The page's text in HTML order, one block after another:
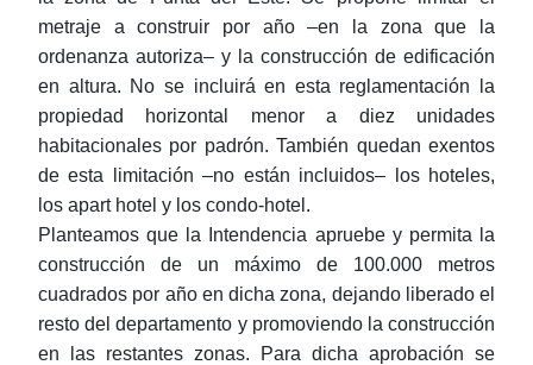
metraje a construir por año ‒en la zona que la
ordenanza autoriza‒ y la construcción de edificación
en altura. No se incluirá en esta reglamentación la
propiedad horizontal menor a diez unidades
habitacionales por padrón. También quedan exentos
de esta limitación ‒no están incluidos‒ los hoteles,
los apart hotel y los condo-hotel.
Planteamos que la Intendencia apruebe y permita la
construcción de un máximo de 100.000 metros
cuadrados por año en dicha zona, dejando liberado el
resto del departamento y promoviendo la construcción
en las restantes zonas. Para dicha aprobación se